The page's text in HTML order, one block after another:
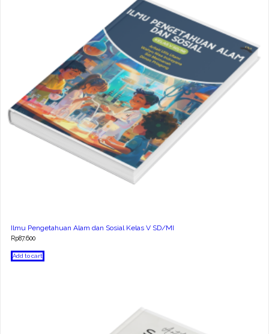
Ilmu Pengetahuan Alam dan Sosial Kelas V SD/MI
Rp87.600
Add to cart